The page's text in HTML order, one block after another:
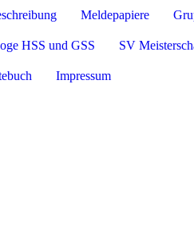
Meldepapiere
HSS und GSS SV
Impressum